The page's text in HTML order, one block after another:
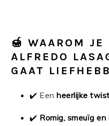
🍯 WAAROM JE
ALFREDO
GAAT
✔️ Eenheerlijke twist
✔️ Romig, smeuïg